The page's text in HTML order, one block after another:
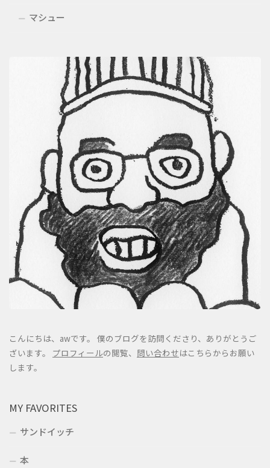
マシュー
こんにちは、awです。 僕のブログを訪問くださり、ありがとうご
ざいます。 プロフィールの閲覧、 問い合わせはこちらからお願い
します。
MY FAVORITES
サンドイッチ
本